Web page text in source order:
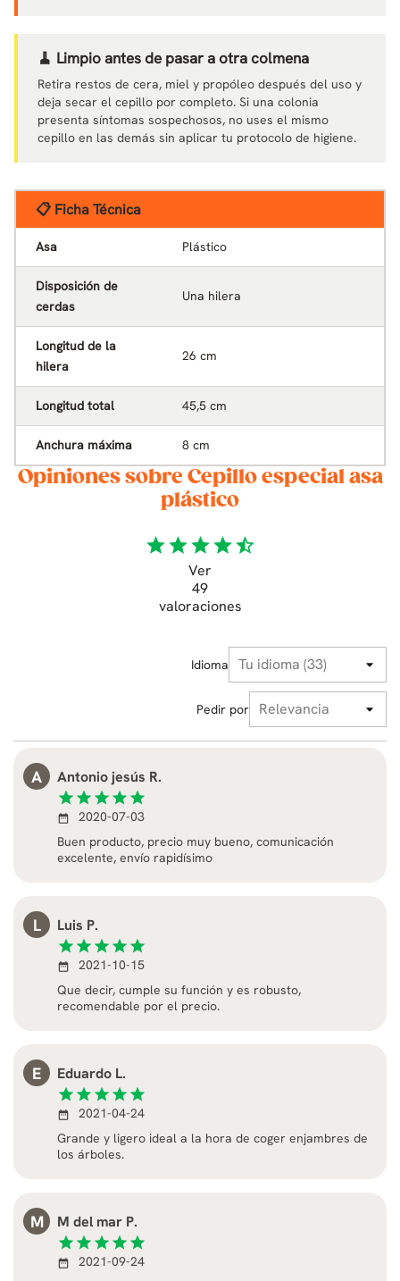
🧹 Limpio antes de pasar a otra colmena
Retira restos de cera, miel y propóleo después del uso y
deja secar el cepillo por completo. Si una colonia
presenta síntomas sospechosos, no uses el mismo
cepillo en las demás sin aplicar tu protocolo de higiene.
📋 Ficha Técnica
Asa Plástico
Disposición de
cerdas
Una hilera
Longitud de la
hilera
26 cm
Longitud total 45,5 cm
Anchura máxima 8 cm
Opiniones sobre Cepillo especial asa
plástico
starstarstarstarstar_half
Ver
49
valoraciones
Idioma
Pedir por
A Antonio jesús R.
star star star star star
date_range
2020-07-03
Buen producto, precio muy bueno, comunicación
excelente, envío rapidísimo
L Luis P.
star star star star star
date_range
2021-10-15
Que decir, cumple su función y es robusto,
recomendable por el precio.
E Eduardo L.
star star star star star
date_range
2021-04-24
Grande y ligero ideal a la hora de coger enjambres de
los árboles.
M M del mar P.
star star star star star
date_range
2021-09-24